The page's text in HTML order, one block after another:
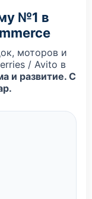
№1 в
моторов и
/ Avito в
и развитие. С